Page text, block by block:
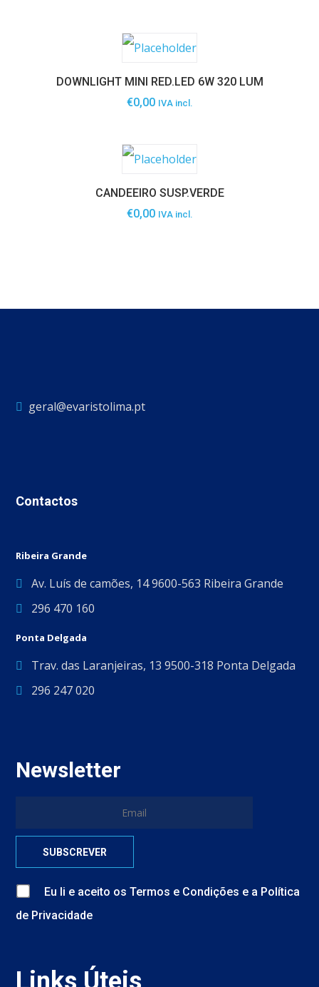
DOWNLIGHT MINI RED.LED 6W 320 LUM
€0,00 IVA incl.
CANDEEIRO SUSP.VERDE
€0,00 IVA incl.
geral@evaristolima.pt
Contactos
Ribeira Grande
Av. Luís de camões, 14 9600-563 Ribeira Grande
296 470 160
Ponta Delgada
Trav. das Laranjeiras, 13 9500-318 Ponta Delgada
296 247 020
Newsletter
Eu li e aceito osTermos e Condições e a Política
de Privacidade